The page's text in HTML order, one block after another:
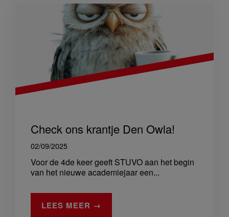
Check ons krantje Den Owla!
02/09/2025
Voor de 4de keer geeft STUVO aan het begin
van het nieuwe academiejaar een...
LEES MEER →